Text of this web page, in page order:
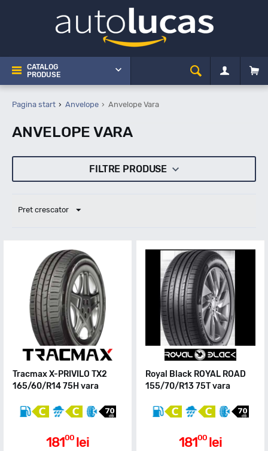
CATALOG
PRODUSE
Pagina start Anvelope Anvelope Vara
ANVELOPE VARA
FILTRE PRODUSE
Pret crescator
Tracmax X-PRIVILO TX2
165/60/R14 75H vara
18100 lei
Royal Black ROYAL ROAD
155/70/R13 75T vara
18100 lei